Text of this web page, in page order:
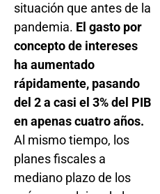
situación que antes de la
pandemia. El gasto por
concepto de intereses
ha aumentado
rápidamente, pasando
del 2 a casi el 3% del PIB
en apenas cuatro años.
Al mismo tiempo, los
planes fiscales a
mediano plazo de los